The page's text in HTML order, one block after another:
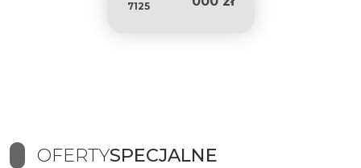
7125
OFERTYSPECJALNE